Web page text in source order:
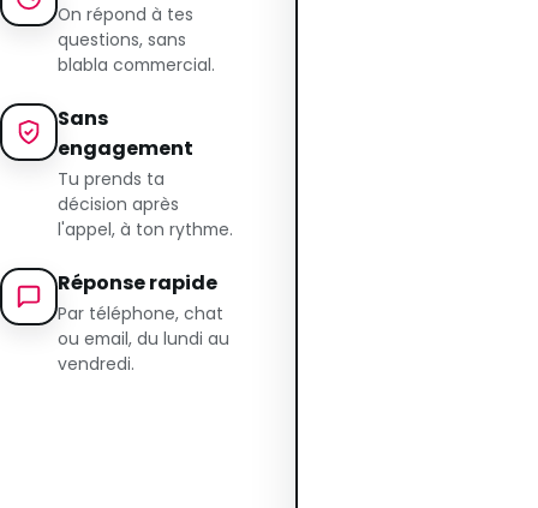
On répond à tes
questions, sans
blabla commercial.
Sans
engagement
Tu prends ta
décision après
l'appel, à ton rythme.
Réponse rapide
Par téléphone, chat
ou email, du lundi au
vendredi.